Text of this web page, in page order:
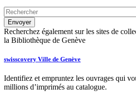
Recherchez également sur les sites de
la Bibliothèque de Genève
swisscovery Ville de Genève
Identifiez et empruntez les ouvrages qui
millions d’imprimés au catalogue.